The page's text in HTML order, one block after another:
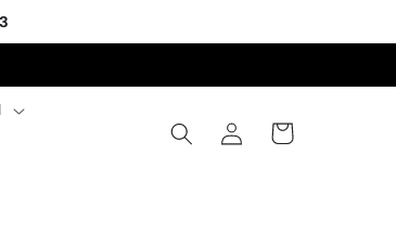
Accedi Carrello